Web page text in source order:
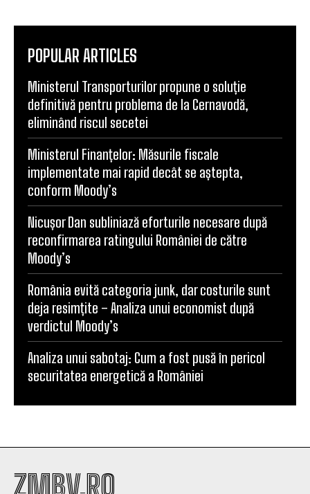
POPULAR ARTICLES
Ministerul Transporturilor propune o soluție
definitivă pentru problema de la Cernavodă,
eliminând riscul secetei
Ministerul Finanțelor: Măsurile fiscale
implementate mai rapid decât se aștepta,
conform Moody’s
Nicușor Dan subliniază eforturile necesare după
reconfirmarea ratingului României de către
Moody’s
România evită categoria junk, dar costurile sunt
deja resimțite – Analiza unui economist după
verdictul Moody’s
Analiza unui sabotaj: Cum a fost pusă în pericol
securitatea energetică a României
ZMBV.RO